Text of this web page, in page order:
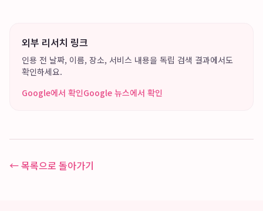
외부 리서치 링크
인용 전 날짜, 이름, 장소, 서비스 내용을 독립 검색 결과에서도
확인하세요.
Google에서 확인Google 뉴스에서 확인
← 목록으로 돌아가기